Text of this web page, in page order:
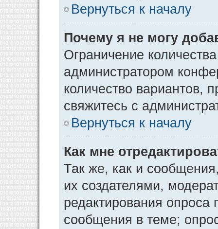
Вернуться к началу
Почему я не могу
Ограничение
администратором
количество вариантов,
свяжитесь с
Вернуться к началу
Как мне
Так же, как и
их создателями,
редактирования опроса
сообщения в теме;